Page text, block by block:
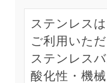
ステンレス
ご利用いた
ステンレス
酸化性・機